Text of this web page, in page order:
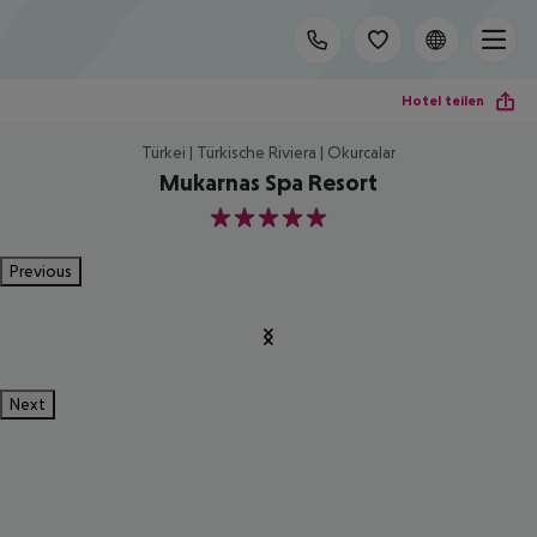
Hotel teilen
Türkei | Türkische Riviera | Okurcalar
Mukarnas Spa Resort
5
Previous
Next